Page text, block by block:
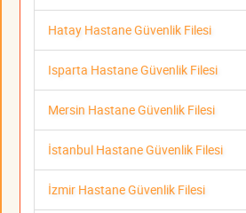
Hatay Hastane Güvenlik Filesi
Isparta Hastane Güvenlik Filesi
Mersin Hastane Güvenlik Filesi
İstanbul Hastane Güvenlik Filesi
İzmir Hastane Güvenlik Filesi